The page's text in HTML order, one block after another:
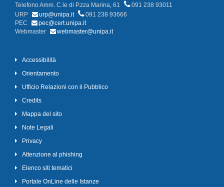
Telefono Amm. C.le di P.zza Marina, 61
091 238 93011
URP
urp@unipa.it
091 238 93666
PEC
pec@cert.unipa.it
Webmaster
webmaster@unipa.it
Accessibilità
Orientamento
Ufficio Relazioni con il Pubblico
Credits
Mappa del sito
Note Legali
Privacy
Attenzione al phishing
Elenco siti tematici
Portale OnLine delle Istanze